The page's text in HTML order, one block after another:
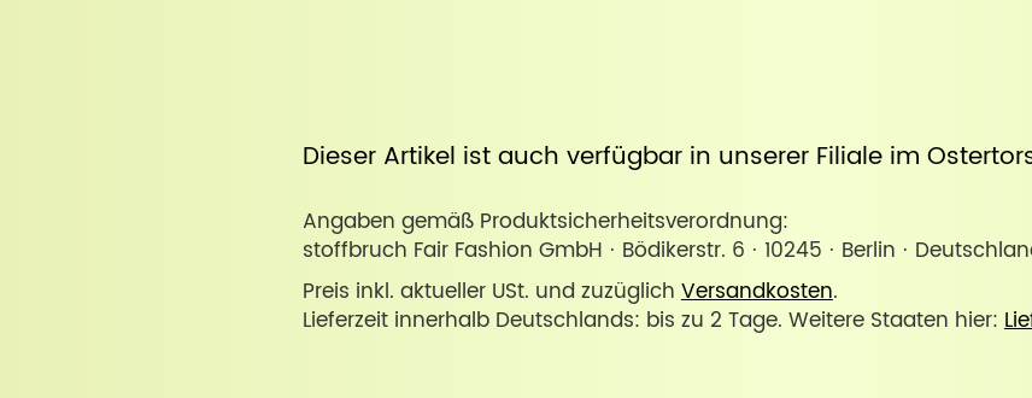
Dieser Artikel ist auch verfügbar in unserer Filiale im
Angaben gemäß Produktsicherheitsverordnung:
stoffbruch Fair Fashion GmbH · Bödikerstr. 6 · 10245 · Berlin ·
Preis inkl. aktueller USt. und zuzüglichVersandkosten.
Lieferzeit innerhalb Deutschlands: bis zu 2 Tage. Weitere Staaten hier: